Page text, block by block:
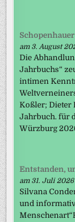
am 3. August
Die
Jahrbuchs“
intimen
Koßler; Dieter
Jahrbuch. für
Würzburg
Entstanden,
am 31. Juli 2026
Silvana
und